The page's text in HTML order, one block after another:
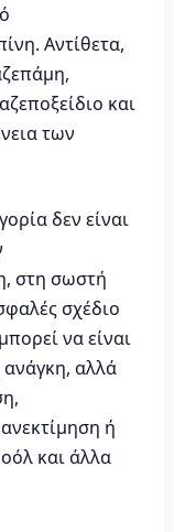
Αντίθετα,
και
των
δεν είναι
στη σωστή
σχέδιο
να είναι
αλλά
ή
και άλλα